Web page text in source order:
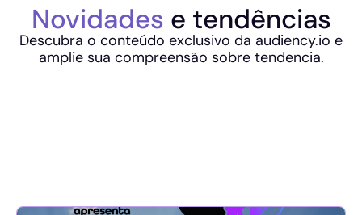
Novidades e tendências
Descubra o conteúdo exclusivo da audiency.io e
amplie sua compreensão sobre tendencia.